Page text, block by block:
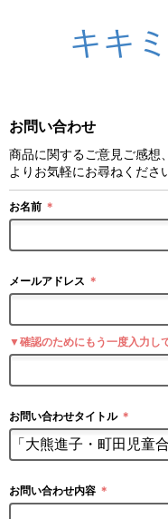
キキ
お問い合わせ
商品に関するご意見ご感想
よりお気軽にお尋ねくださ
お名前 ＊
メールアドレス ＊
▼確認のためにもう一度入力し
お問い合わせタイトル ＊
お問い合わせ内容 ＊